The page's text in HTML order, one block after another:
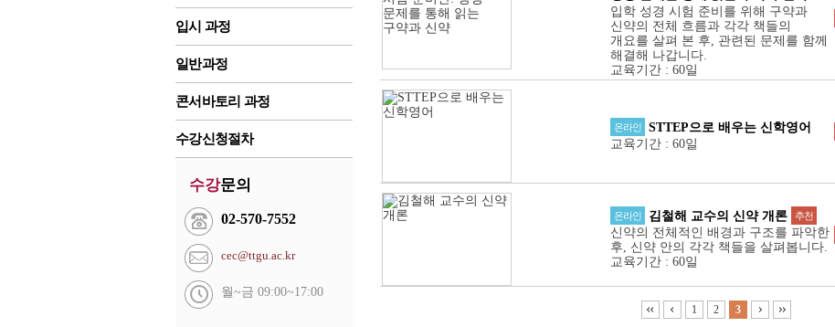
입시 과정
일반과정
콘서바토리 과정
수강신청절차
수강문의
02-570-7552
cec@ttgu.ac.kr
월~금 09:00~17:00
입학 성경 시험 준비를 위해 구약과
신약의 전체 흐름과 각각 책들의
개요를 살펴 본 후, 관련된 문제를 함께
해결해 나갑니다.
교육기간 : 60일
온라인
STTEP으로 배우는 신학영어
교육기간 : 60일
온라인 김철해 교수의 신약 개론 추천
신약의 전체적인 배경과 구조를 파악한
후, 신약 안의 각각 책들을 살펴봅니다.
교육기간 : 60일
1 2 3